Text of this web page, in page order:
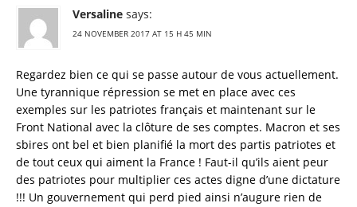
Versaline says:
24 NOVEMBER 2017 AT 15 H 45 MIN
Regardez bien ce qui se passe autour de vous actuellement.
Une tyrannique répression se met en place avec ces
exemples sur les patriotes français et maintenant sur le
Front National avec la clôture de ses comptes. Macron et ses
sbires ont bel et bien planifié la mort des partis patriotes et
de tout ceux qui aiment la France ! Faut-il qu’ils aient peur
des patriotes pour multiplier ces actes digne d’une dictature
!!! Un gouvernement qui perd pied ainsi n’augure rien de